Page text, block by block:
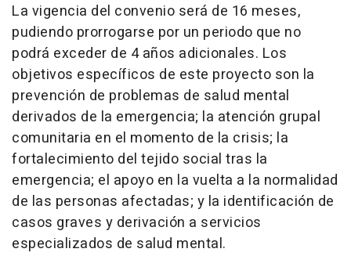
La vigencia del convenio será de 16 meses,
pudiendo prorrogarse por un periodo que no
podrá exceder de 4 años adicionales. Los
objetivos específicos de este proyecto son la
prevención de problemas de salud mental
derivados de la emergencia; la atención grupal
comunitaria en el momento de la crisis; la
fortalecimiento del tejido social tras la
emergencia; el apoyo en la vuelta a la normalidad
de las personas afectadas; y la identificación de
casos graves y derivación a servicios
especializados de salud mental.